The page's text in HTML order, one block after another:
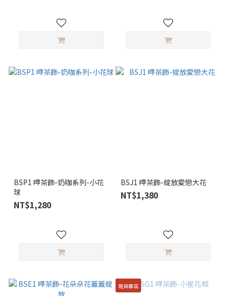
BSP1 呷茶飾-奶咖系列-小花
球
NT$1,280
BSJ1 呷茶飾-綻放愛戀大花
NT$1,380
現貨專區